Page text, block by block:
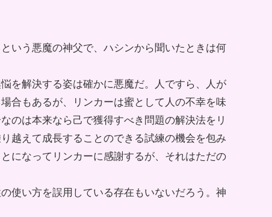
いう悪魔の神父で、ハシンから聞いたときは何
を解決する姿は確かに悪魔だ。人ですら、人が
合もあるが、リンカーは蜜として人の不幸を味
のは本来なら己で獲得すべき問題の解決法をリ
越えて成長することのできる試練の機会を包み
になってリンカーに感謝するが、それはただの
使い方を誤用している存在もいないだろう。神